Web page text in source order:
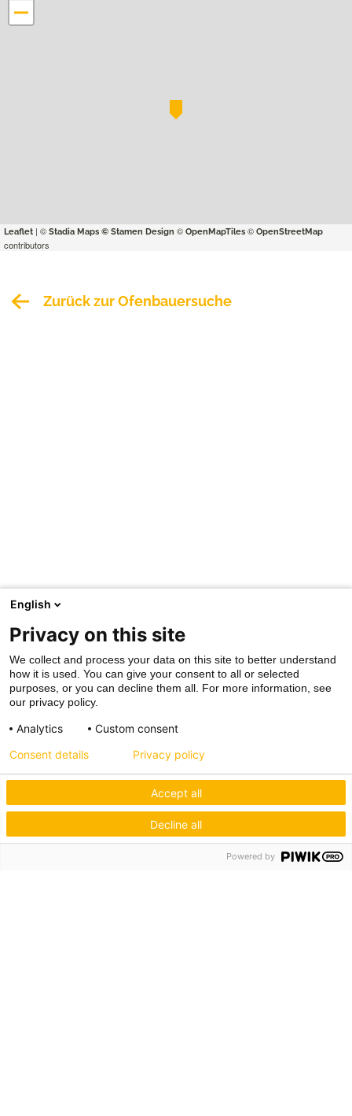
−
Leaflet | © Stadia Maps © Stamen Design © OpenMapTiles © OpenStreetMap
contributors
Zurück zur Ofenbauersuche
English
Privacy on this site
We collect and process your data on this site to better understand
how it is used. You can give your consent to all or selected
purposes, or you can decline them all. For more information, see
our privacy policy.
Analytics Custom consent
Accept all
Decline all
Consent details Privacy policy
Powered by